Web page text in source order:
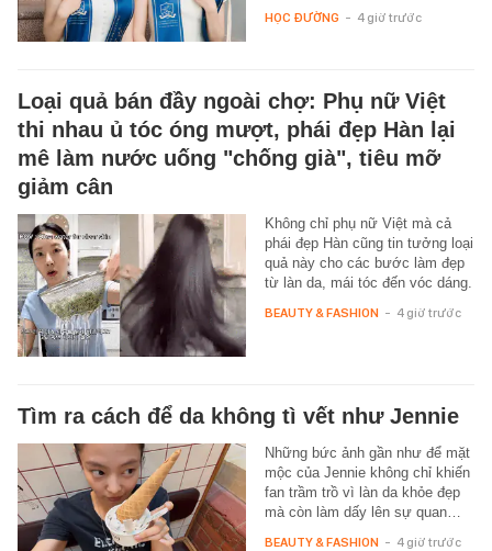
HỌC ĐƯỜNG - 4 giờ trước
Loại quả bán đầy ngoài chợ: Phụ nữ Việt
thi nhau ủ tóc óng mượt, phái đẹp Hàn lại
mê làm nước uống "chống già", tiêu mỡ
giảm cân
Không chỉ phụ nữ Việt mà cả
phái đẹp Hàn cũng tin tưởng loại
quả này cho các bước làm đẹp
từ làn da, mái tóc đến vóc dáng.
BEAUTY & FASHION - 4 giờ trước
Tìm ra cách để da không tì vết như Jennie
Những bức ảnh gần như để mặt
mộc của Jennie không chỉ khiến
fan trầm trồ vì làn da khỏe đẹp
mà còn làm dấy lên sự quan…
BEAUTY & FASHION - 4 giờ trước